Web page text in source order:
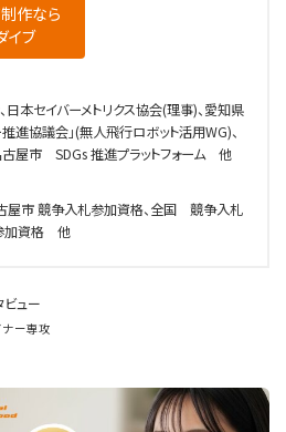
作なら
イブ
セイバーメトリクス協会(理事)、愛知県
進協議会」(無人飛行ロボット活用WG)、
屋市 SDGs 推進プラットフォーム 他
屋市 競争入札参加資格、全国 競争入札
加資格 他
ュー
ー専攻